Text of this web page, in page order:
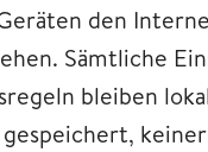
den
Sämtliche
bleiben